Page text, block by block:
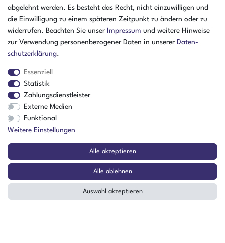
Ankaufformular
Kontakt
Datenschutzerklärung
07:30 - 16:00 Uhr
Öffnungszeiten Freitag
07:30 - 15:00 Uhr
abgelehnt werden. Es besteht das Recht, nicht einzuwilligen und
die Einwilligung zu einem späteren Zeitpunkt zu ändern oder zu
widerrufen. Beachten Sie unser Impressum und weitere Hinweise
zur Verwendung personenbezogener Daten in unserer Daten­
schutz­erklärung.
Essenziell
Statistik
Zahlungsdienstleister
Externe Medien
Funktional
Weitere Einstellungen
Alle akzeptieren
Alle ablehnen
Auswahl akzeptieren